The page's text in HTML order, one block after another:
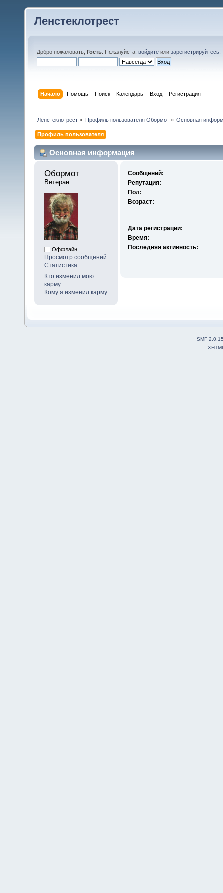
Ленстеклотрест
Добро пожаловать, Гость . Пожалуйста, войдите или зарегистрируйтесь
Начало Помощь Поиск Календарь Вход Регистрация
Ленстеклотрест » Профиль пользователя Обормот» Основная
Профиль пользователя
Основная информация
Обормот
Ветеран
Оффлайн
Просмотр сообщений
Статистика
Кто изменил мою
карму
Кому я изменил карму
Сообщений:
Репутация:
Пол:
Возраст:
Дата регистрации:
Время:
Последняя активность:
SMF 2.0.15